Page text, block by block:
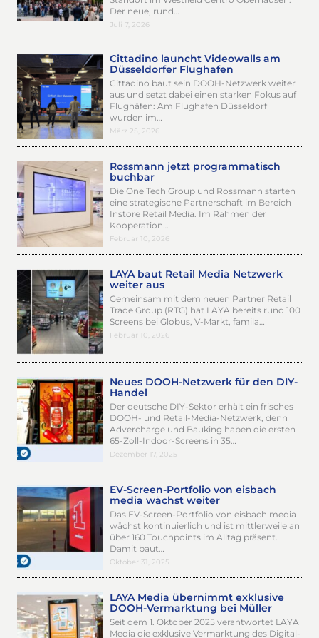
Der neue, rund…
Juli 7, 2026
Cittadino launcht Videowalls am
Düsseldorfer Flughafen
Cittadino baut sein DOOH-Netzwerk weiter
aus und setzt dabei einen starken Fokus auf
Flughäfen: Am Flughafen Düsseldorf
wurden im…
März 25, 2026
Rossmann jetzt programmatisch
buchbar
Die One Tech Group und Rossmann starten
eine strategische Partnerschaft im Bereich
Instore Retail Media. Im Rahmen der
Kooperation…
Februar 10, 2026
LAYA baut Retail Media Netzwerk
weiter aus
Gemeinsam mit dem neuen Partner Retail
Trade Group (RTG) hat LAYA bereits rund 100
Screens bei Globus, V-Markt, famila…
Februar 10, 2026
Neues DOOH-Netzwerk für den DIY-
Handel
Der deutsche DIY-Sektor erhält ein frisches
DOOH- und Retail-Media-Netzwerk, denn
Advercharge und Bauking haben die ersten
65-Zoll-Indoor-Screens in 35…
Dezember 17, 2025
EV-Screen-Portfolio von eisbach
media wächst weiter
Das EV-Screen-Portfolio von eisbach media
wächst kontinuierlich und ist mittlerweile an
über 160 Touchpoints im Alltag präsent.
Damit baut…
Oktober 31, 2025
LAYA Media übernimmt exklusive
DOOH-Vermarktung bei Müller
Seit dem 1. Oktober 2025 verantwortet LAYA
Media die exklusive Vermarktung des Digital-